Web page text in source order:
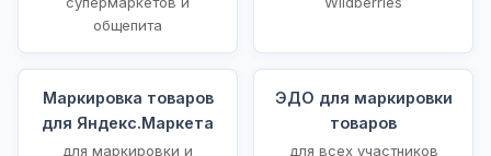
общепита
Маркировка товаров
для Яндекс.Маркета
для маркировки и
ЭДО для маркировки
товаров
для всех участников